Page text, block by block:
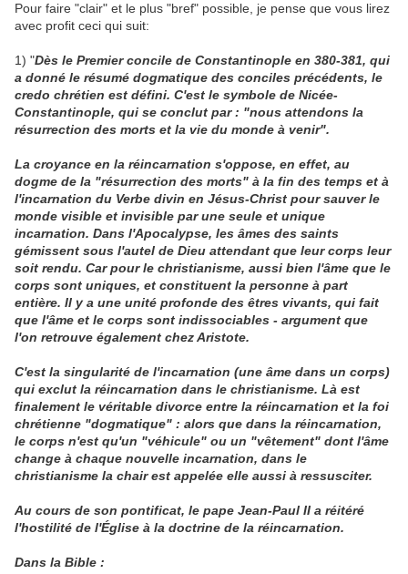
Pour faire "clair" et le plus "bref" possible, je pense que vous lirez
avec profit ceci qui suit:
1) "Dès le Premier concile de Constantinople en 380-381, qui
a donné le résumé dogmatique des conciles précédents, le
credo chrétien est défini. C'est le symbole de Nicée-
Constantinople, qui se conclut par : "nous attendons la
résurrection des morts et la vie du monde à venir".
La croyance en la réincarnation s'oppose, en effet, au
dogme de la "résurrection des morts" à la fin des temps et à
l'incarnation du Verbe divin en Jésus-Christ pour sauver le
monde visible et invisible par une seule et unique
incarnation. Dans l'Apocalypse, les âmes des saints
gémissent sous l'autel de Dieu attendant que leur corps leur
soit rendu. Car pour le christianisme, aussi bien l'âme que le
corps sont uniques, et constituent la personne à part
entière. Il y a une unité profonde des êtres vivants, qui fait
que l'âme et le corps sont indissociables - argument que
l'on retrouve également chez Aristote.
C'est la singularité de l'incarnation (une âme dans un corps)
qui exclut la réincarnation dans le christianisme. Là est
finalement le véritable divorce entre la réincarnation et la foi
chrétienne "dogmatique" : alors que dans la réincarnation,
le corps n'est qu'un "véhicule" ou un "vêtement" dont l'âme
change à chaque nouvelle incarnation, dans le
christianisme la chair est appelée elle aussi à ressusciter.
Au cours de son pontificat, le pape Jean-Paul II a réitéré
l'hostilité de l'Église à la doctrine de la réincarnation.
Dans la Bible :